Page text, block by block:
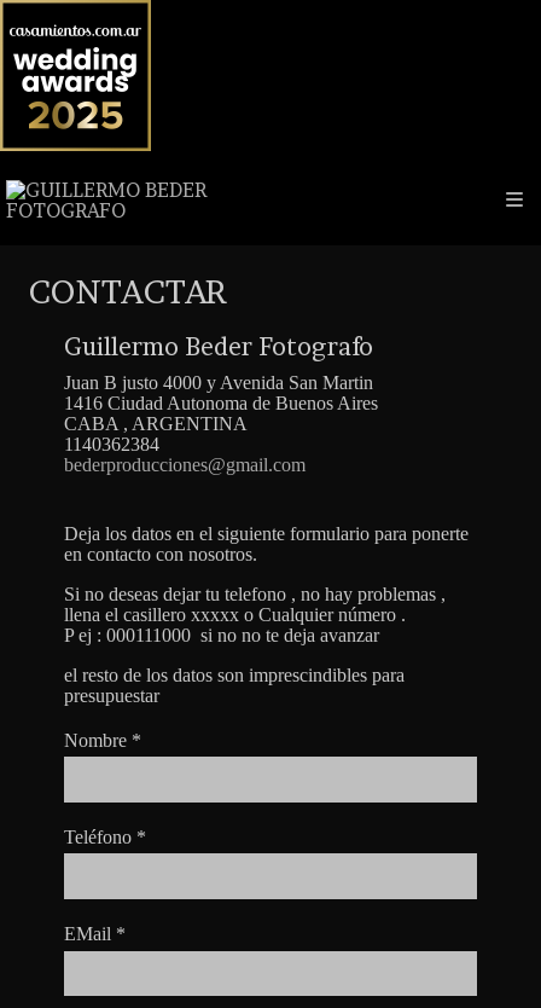
CONTACTAR
Guillermo Beder Fotografo
Juan B justo 4000 y Avenida San Martin
1416 Ciudad Autonoma de Buenos Aires
CABA , ARGENTINA
1140362384
bederproducciones@gmail.com
Deja los datos en el siguiente formulario para ponerte
en contacto con nosotros.
Si no deseas dejar tu telefono , no hay problemas ,
llena el casillero xxxxx o Cualquier número .
P ej : 000111000 si no no te deja avanzar
el resto de los datos son imprescindibles para
presupuestar
Nombre *
Teléfono *
EMail *